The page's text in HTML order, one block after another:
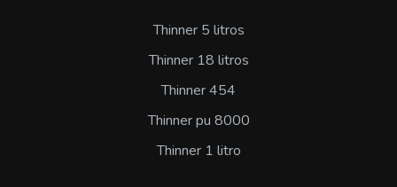
Thinner 5 litros
Thinner 18 litros
Thinner 454
Thinner pu 8000
Thinner 1 litro